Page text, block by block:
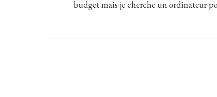
budget mais je cherche un ordinateur